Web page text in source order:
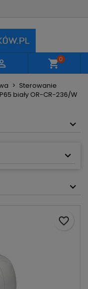
shopping_cart0
Sterowanie
biały OR-CR-236/W
favorite_border
listę życzeń
produkty na
Zaloguj się